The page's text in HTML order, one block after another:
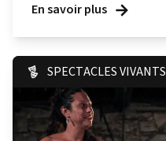
En savoir plus
SPECTACLES VIVANTS